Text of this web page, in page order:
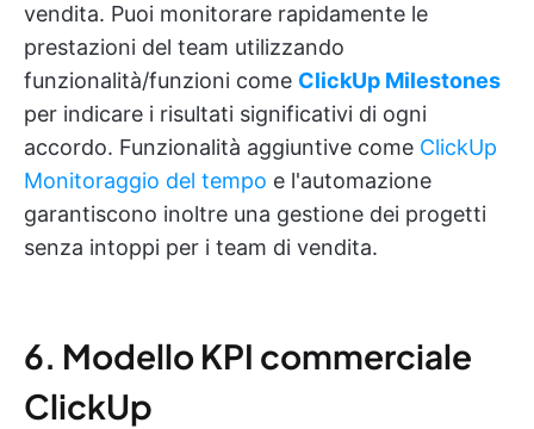
vendita. Puoi monitorare rapidamente le
prestazioni del team utilizzando
funzionalità/funzioni come ClickUp Milestones
per indicare i risultati significativi di ogni
accordo. Funzionalità aggiuntive come ClickUp
Monitoraggio del tempo e l'automazione
garantiscono inoltre una gestione dei progetti
senza intoppi per i team di vendita.
6. Modello KPI commerciale
ClickUp